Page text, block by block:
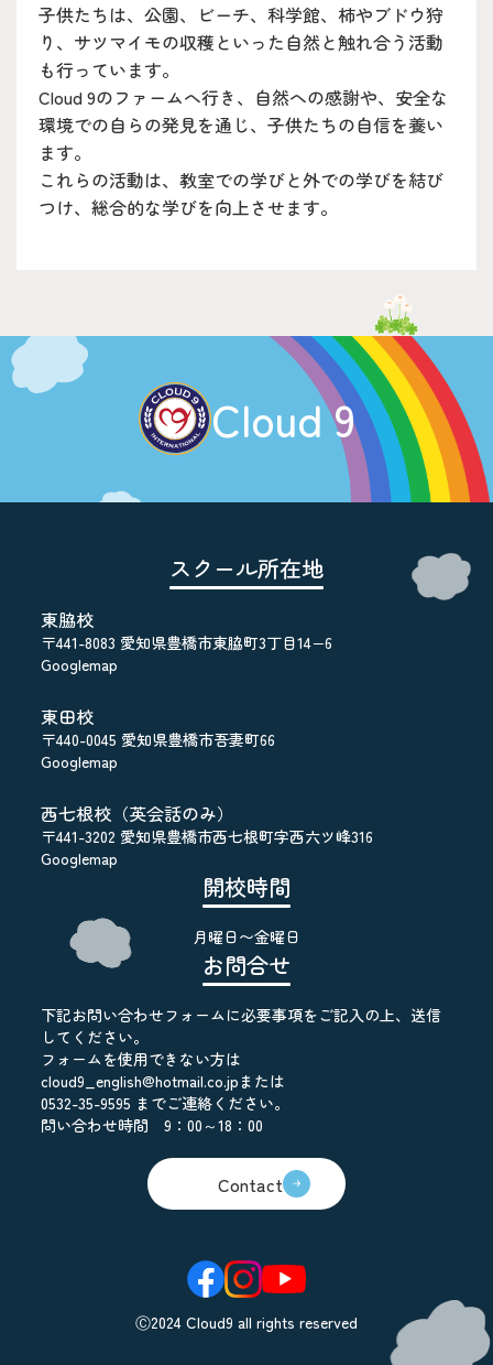
子供たちは、公園、ビーチ、科学館、柿やブドウ狩
り、サツマイモの収穫といった自然と触れ合う活動
も行っています。
Cloud 9のファームへ行き、自然への感謝や、安全な
環境での自らの発見を通じ、子供たちの自信を養い
ます。
これらの活動は、教室での学びと外での学びを結び
つけ、総合的な学びを向上させます。
Cloud 9
スクール所在地
東脇校
〒441-8083 愛知県豊橋市東脇町3丁目14−6
Googlemap
東田校
〒440-0045 愛知県豊橋市吾妻町66
Googlemap
西七根校（英会話のみ）
〒441-3202 愛知県豊橋市西七根町字西六ツ峰316
Googlemap
開校時間
月曜日〜金曜日
お問合せ
下記お問い合わせフォームに必要事項をご記入の上、送信
してください。
フォームを使用できない方は
cloud9_english@hotmail.co.jpまたは
0532-35-9595 までご連絡ください。
問い合わせ時間 9：00～18：00
Contact
Ⓒ2024 Cloud9 all rights reserved